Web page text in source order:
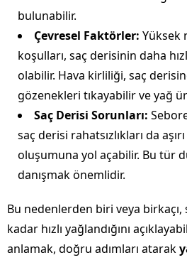
bulunabilir.
Çevresel Faktörler: Yüksek
koşulları, saç derisinin daha
olabilir. Hava kirliliği, saç
gözenekleri tıkayabilir ve yağ
Saç Derisi Sorunları:
saç derisi rahatsızlıkları da
oluşumuna yol açabilir. Bu tür
danışmak önemlidir.
Bu nedenlerden biri veya birkaçı,
kadar hızlı yağlandığını
anlamak, doğru adımları atarak